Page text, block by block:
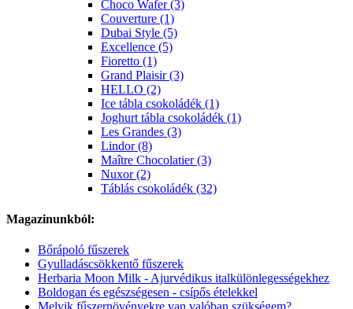
Choco Wafer (3)
Couverture (1)
Dubai Style (5)
Excellence (5)
Fioretto (1)
Grand Plaisir (3)
HELLO (2)
Ice tábla csokoládék (1)
Joghurt tábla csokoládék (1)
Les Grandes (3)
Lindor (8)
Maître Chocolatier (3)
Nuxor (2)
Táblás csokoládék (32)
Magazinunkból:
Bőrápoló fűszerek
Gyulladáscsökkentő fűszerek
Herbaria Moon Milk - Ajurvédikus italkülönlegességekhez
Boldogan és egészségesen - csípős ételekkel